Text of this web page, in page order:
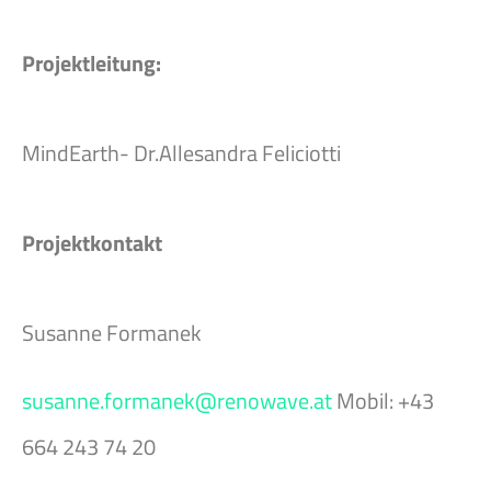
Projektleitung:
MindEarth- Dr.Allesandra Feliciotti
Projektkontakt
Susanne Formanek
susanne.formanek@renowave.atMobil: +43
664 243 74 20